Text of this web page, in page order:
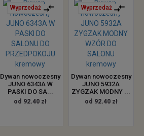
Wyprzedaż
Dywan nowoczesny
JUNO 6343A W
PASKI DO SA...
od 92.40 zł
Wyprzedaż
Dywan nowoczesny
JUNO 5932A
ZYGZAK MODNY ...
od 92.40 zł